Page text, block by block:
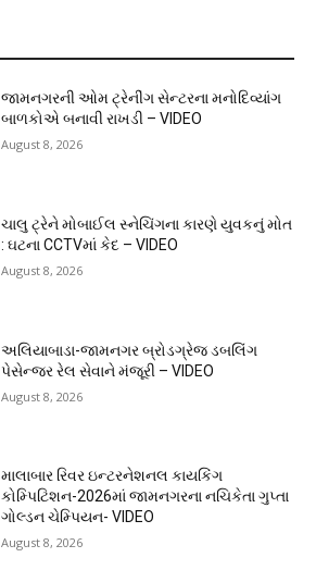
જામનગરની ઓમ ટ્રેનીંગ સેન્ટરના મનોદિવ્યાંગ
બાળકોએ બનાવી રાખડી – VIDEO
August 8, 2026
ચાલુ ટ્રેને મોબાઈલ સ્નેચિંગના કારણે યુવકનું મોત
: ઘટના CCTVમાં કેદ – VIDEO
August 8, 2026
અલિયાબાડા-જામનગર બ્રોડગ્રેજ ડબલિંગ
પેસેન્જર રેલ સેવાને મંજૂરી – VIDEO
August 8, 2026
માલાબાર રિવર ઇન્ટરનેશનલ કાયકિંગ
કોમ્પિટિશન-2026માં જામનગરના નચિકેતા ગુપ્તા
ગોલ્ડન ચેમ્પિયન- VIDEO
August 8, 2026